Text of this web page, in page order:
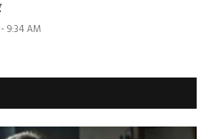
9:34 AM